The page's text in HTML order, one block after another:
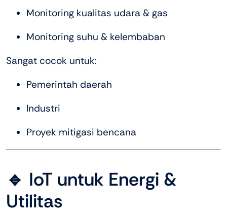
Monitoring kualitas udara & gas
Monitoring suhu & kelembaban
Sangat cocok untuk:
Pemerintah daerah
Industri
Proyek mitigasi bencana
🔹 IoT untuk Energi &
Utilitas